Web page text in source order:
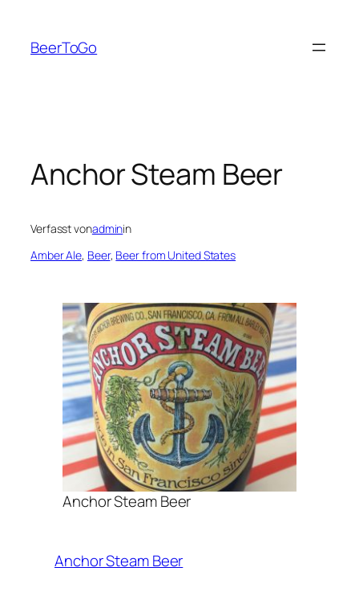
springen
BeerToGo
Anchor Steam Beer
Verfasst vonadminin
Amber Ale, Beer, Beer from United States
Anchor Steam Beer
Anchor Steam Beer